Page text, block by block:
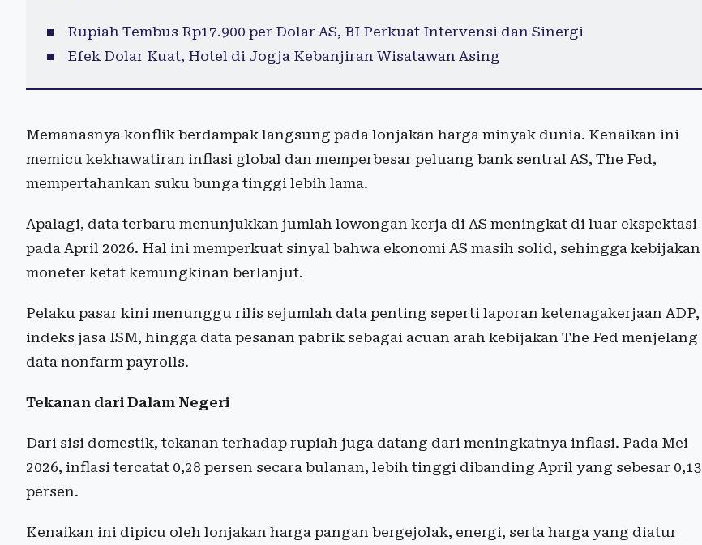
Rupiah Tembus Rp17.900 per Dolar AS, BI Perkuat Intervensi dan Sinergi
Efek Dolar Kuat, Hotel di Jogja Kebanjiran Wisatawan Asing
Memanasnya konflik berdampak langsung pada lonjakan harga minyak dunia. Kenaikan ini
memicu kekhawatiran inflasi global dan memperbesar peluang bank sentral AS, The Fed,
mempertahankan suku bunga tinggi lebih lama.
Apalagi, data terbaru menunjukkan jumlah lowongan kerja di AS meningkat di luar ekspektasi
pada April 2026. Hal ini memperkuat sinyal bahwa ekonomi AS masih solid, sehingga kebijakan
moneter ketat kemungkinan berlanjut.
Pelaku pasar kini menunggu rilis sejumlah data penting seperti laporan ketenagakerjaan ADP,
indeks jasa ISM, hingga data pesanan pabrik sebagai acuan arah kebijakan The Fed menjelang
data nonfarm payrolls.
Tekanan dari Dalam Negeri
Dari sisi domestik, tekanan terhadap rupiah juga datang dari meningkatnya inflasi. Pada Mei
2026, inflasi tercatat 0,28 persen secara bulanan, lebih tinggi dibanding April yang sebesar 0,13
persen.
Kenaikan ini dipicu oleh lonjakan harga pangan bergejolak, energi, serta harga yang diatur